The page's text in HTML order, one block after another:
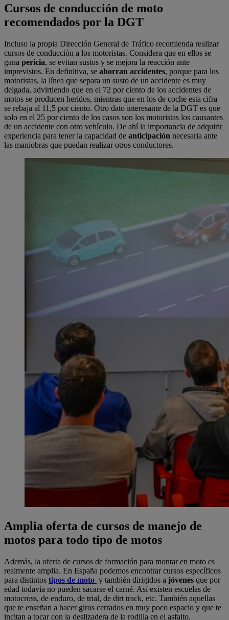
Cursos de conducción de moto
recomendados por la DGT
Incluso la propia Dirección General de Tráfico recomienda realizar
cursos de conducción a los motoristas. Considera que en ellos se
gana pericia, se evitan sustos y se mejora la reacción ante
imprevistos. En definitiva, se ahorran accidentes, porque para los
motoristas, la línea que separa un susto de un accidente es muy
delgada, advirtiendo que en el 72 por ciento de los accidentes de
motos se producen heridos, mientras que en los de coche esta cifra
se rebaja al 11,5 por ciento. Otro dato interesante de la DGT es que
solo en el 25 por ciento de los casos son los motoristas los causantes
de un accidente con otro vehículo. De ahí la importancia de adquirir
experiencia para tener la capacidad de anticipación necesaria ante
las maniobras que puedan realizar otros conductores.
Amplia oferta de cursos de manejo de
motos para todo tipo de motos
Además, la oferta de cursos de formación para montar en moto es
realmente amplia. En España podemos encontrar cursos específicos
para distintos tipos de moto y también dirigidos a jóvenes que por
edad todavía no pueden sacarse el carné. Así existen escuelas de
motocross, de enduro, de trial, de dirt track, etc. También aquellas
que te enseñan a hacer giros cerrados en muy poco espacio y que te
incitan a tocar con la deslizadera de la rodilla en el asfalto.